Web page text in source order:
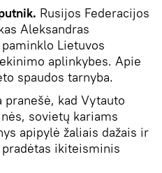
Rusijos Federacijos
Aleksandras
Lietuvos
aplinkybes. Apie
spaudos tarnyba.
kad Vytauto
sovietų kariams
apipylė žaliais dažais ir
ikiteisminis